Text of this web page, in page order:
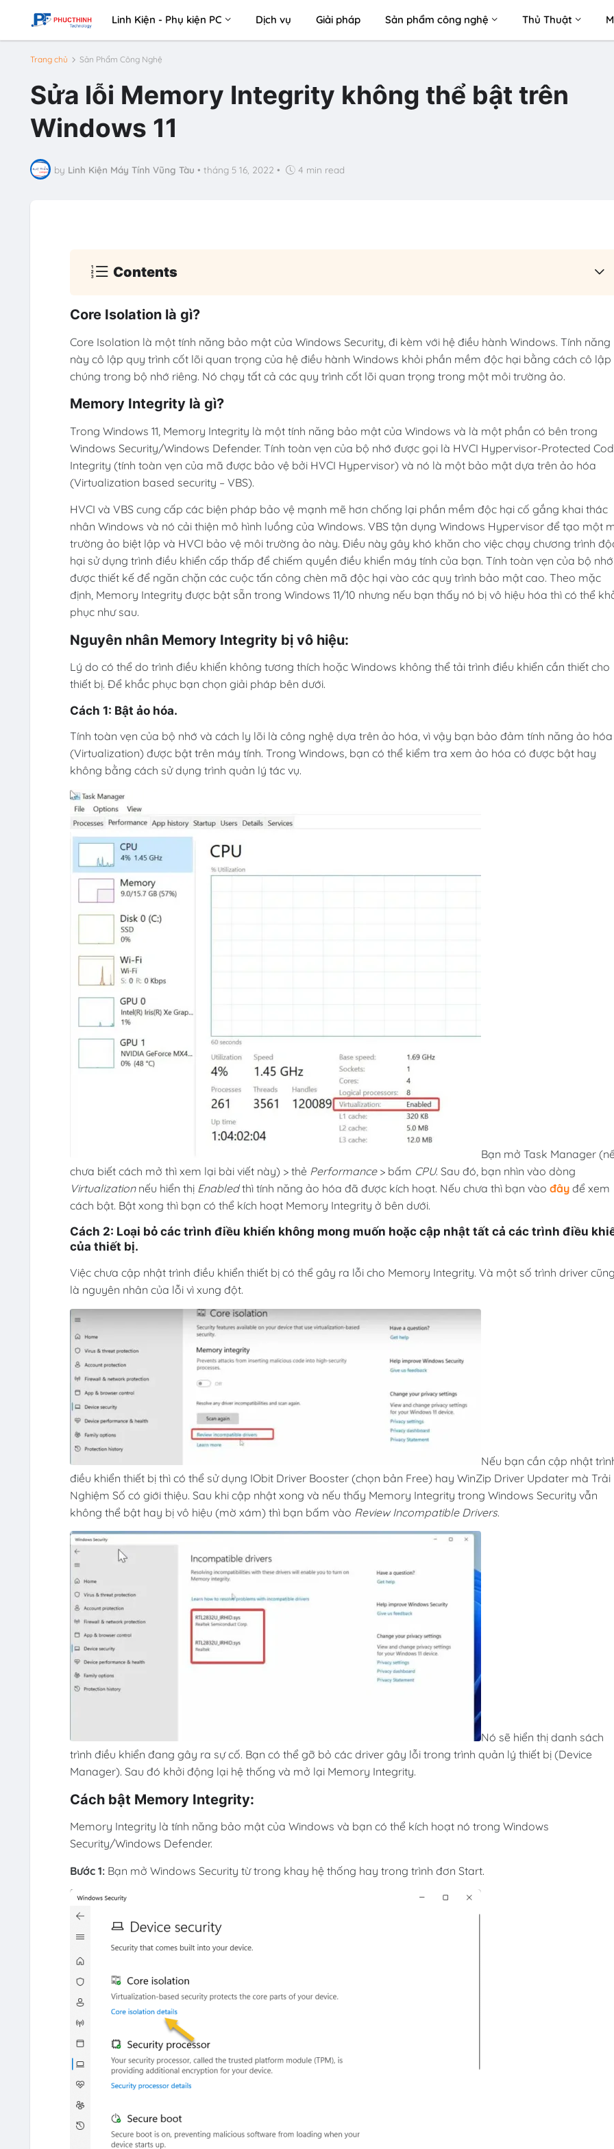
Linh Kiện - Phụ kiện PC Dịch vụ Giải pháp Sản phẩm công nghệ Thủ Thuật
Trang chủ Sản Phẩm Công Nghệ
Sửa lỗi Memory Integrity không thể bật trên
Windows 11
by Linh Kiện Máy Tính Vũng Tàu • tháng 5 16, 2022 • 4 min read
Contents
Core Isolation là gì?
Core Isolation là một tính năng bảo mật của Windows Security, đi kèm với hệ điều hành Windows. Tính năng
này cô lập quy trình cốt lõi quan trọng của hệ điều hành Windows khỏi phần mềm độc hại bằng cách cô lập
chúng trong bộ nhớ riêng. Nó chạy tất cả các quy trình cốt lõi quan trọng trong một môi trường ảo.
Memory Integrity là gì?
Trong Windows 11 , Memory Integrity là một tính năng bảo mật của Windows và là một phần có bên trong
Windows Security/Windows Defender. Tính toàn vẹn của bộ nhớ được gọi là HVCI Hypervisor-Protected
Integrity (tính toàn vẹn của mã được bảo vệ bởi HVCI Hypervisor) và nó là một bảo mật dựa trên ảo hóa
(Virtualization based security – VBS).
HVCI và VBS cung cấp các biện pháp bảo vệ mạnh mẽ hơn chống lại phần mềm độc hại cố gắng khai thác
nhân Windows và nó cải thiện mô hình luồng của Windows. VBS tận dụng Windows Hypervisor để tạo một
trường ảo biệt lập và HVCI bảo vệ môi trường ảo này. Điều này gây khó khăn cho việc chạy chương trình
hại sử dụng trình điều khiển cấp thấp để chiếm quyền điều khiển máy tính của bạn. Tính toàn vẹn của bộ nhớ
được thiết kế để ngăn chặn các cuộc tấn công chèn mã độc hại vào các quy trình bảo mật cao. Theo mặc
định, Memory Integrity được bật sẵn trong Windows 11/10 nhưng nếu bạn thấy nó bị vô hiệu hóa thì có thể
phục như sau.
Nguyên nhân Memory Integrity bị vô hiệu:
Lý do có thể do trình điều khiển không tương thích hoặc Windows không thể tải trình điều khiển cần thiết cho
thiết bị. Để khắc phục bạn chọn giải pháp bên dưới.
Cách 1: Bật ảo hóa.
Tính toàn vẹn của bộ nhớ và cách ly lõi là công nghệ dựa trên ảo hóa, vì vậy bạn bảo đảm tính năng ảo hóa
(Virtualization) được bật trên máy tính. Trong Windows, bạn có thể kiểm tra xem ảo hóa có được bật hay
không bằng cách sử dụng trình quản lý tác vụ.
Bạn mở Task Manager
chưa biết cách mở thì xem lại bài viết này) > thẻ Performance> bấm CPU. Sau đó, bạn nhìn vào dòng
Virtualizationnếu hiển thị Enabledthì tính năng ảo hóa đã được kích hoạt. Nếu chưa thì bạn vào đâyđể xem
cách bật. Bật xong thì bạn có thể kích hoạt Memory Integrity ở bên dưới.
Cách 2: Loại bỏ các trình điều khiển không mong muốn hoặc cập nhật tất cả các trình điều
của thiết bị.
Việc chưa cập nhật trình điều khiển thiết bị có thể gây ra lỗi cho Memory Integrity. Và một số trình driver cũng
là nguyên nhân của lỗi vì xung đột.
Nếu bạn cần cập nhật
điều khiển thiết bị thì có thể sử dụng IObit Driver Booster (chọn bản Free) hay WinZip Driver Updatermà Trải
Nghiệm Số có giới thiệu. Sau khi cập nhật xong và nếu thấy Memory Integrity trong Windows Security vẫn
không thể bật hay bị vô hiệu (mờ xám) thì bạn bấm vào Review Incompatible Drivers.
Nó sẽ hiển thị danh sách
trình điều khiển đang gây ra sự cố. Bạn có thể gỡ bỏ các driver gây lỗi trong trình quản lý thiết bị (Device
Manager). Sau đó khởi động lại hệ thống và mở lại Memory Integrity.
Cách bật Memory Integrity:
Memory Integrity là tính năng bảo mật của Windows và bạn có thể kích hoạt nó trong Windows
Security/Windows Defender.
Bước 1:Bạn mở Windows Security từ trong khay hệ thống hay trong trình đơn Start.